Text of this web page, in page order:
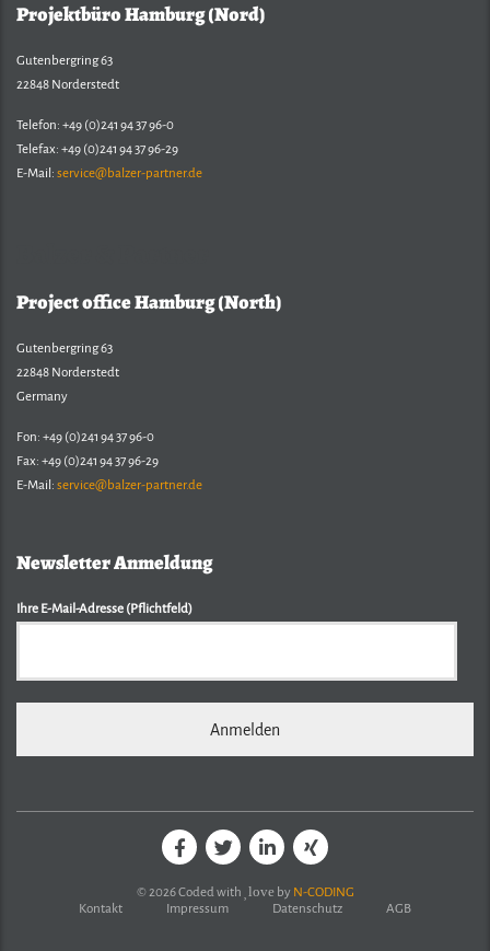
Projektbüro Hamburg (Nord)
Gutenbergring 63
22848 Norderstedt
Telefon: +49 (0)241 94 37 96-0
Telefax: +49 (0)241 94 37 96-29
E-Mail: service@balzer-partner.de
Project office Hamburg (North)
Gutenbergring 63
22848 Norderstedt
Germany
Fon: +49 (0)241 94 37 96-0
Fax: +49 (0)241 94 37 96-29
E-Mail: service@balzer-partner.de
Newsletter Anmeldung
Ihre E-Mail-Adresse (Pflichtfeld)
© 2026 Coded with love by N-CODING
Kontakt
Impressum Datenschutz AGB